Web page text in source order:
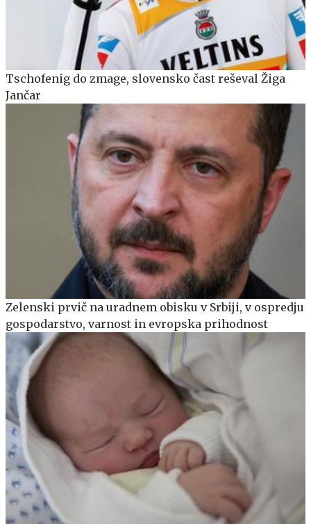
Tschofenig do zmage, slovensko čast reševal Žiga
Jančar
Zelenski prvič na uradnem obisku v Srbiji, v ospredju
gospodarstvo, varnost in evropska prihodnost